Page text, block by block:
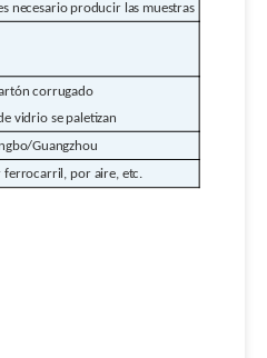
necesario producir las muestras
corrugado
vidrio se paletizan
Guangzhou
ferrocarril, por aire, etc.